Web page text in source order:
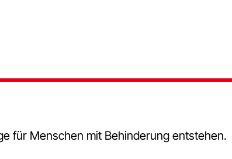
für Menschen mit Behinderung entstehen.